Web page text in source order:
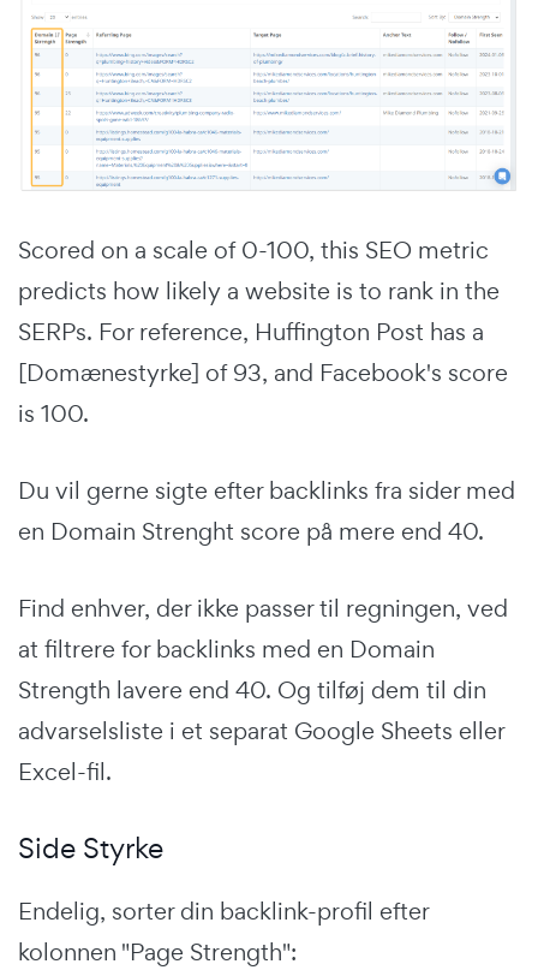
Scored on a scale of 0-100, this SEO metric
predicts how likely a website is to rank in the
SERPs. For reference, Huffington Post has a
[Domænestyrke] of 93, and Facebook's score
is 100.
Du vil gerne sigte efter backlinks fra sider med
en Domain Strenght score på mere end 40.
Find enhver, der ikke passer til regningen, ved
at filtrere for backlinks med en Domain
Strength lavere end 40. Og tilføj dem til din
advarselsliste i et separat Google Sheets eller
Excel-fil.
Side Styrke
Endelig, sorter din backlink-profil efter
kolonnen "Page Strength":